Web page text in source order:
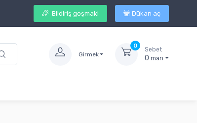
Bildiriş goşmak! Dükan aç
Girmek
0
Sebet
0man